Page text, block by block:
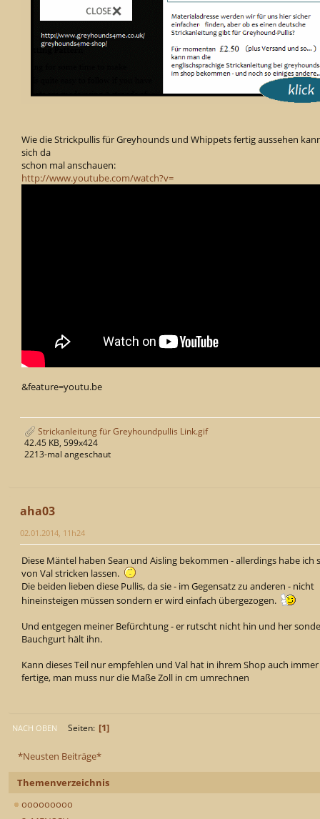
*Neusten Beiträge*
Themenverzeichnis
ooooooooo
Wie die Strickpullis für Greyhounds und Whippets fertig aussehen
sich da
schon mal anschauen:
http://www.youtube.com/watch?v=
&feature=youtu.be
Strickanleitung für Greyhoundpullis Link.gif
42.45 KB, 599x424
2213-mal angeschaut
aha03
02.01.2014, 11h24
Diese Mäntel haben Sean und Aisling bekommen - allerdings habe ich
von Val stricken lassen.
Die beiden lieben diese Pullis, da sie - im Gegensatz zu anderen - nicht
hineinsteigen müssen sondern er wird einfach übergezogen.
Und entgegen meiner Befürchtung - er rutscht nicht hin und her
Bauchgurt hält ihn.
Kann dieses Teil nur empfehlen und Val hat in ihrem Shop auch
fertige, man muss nur die Maße Zoll in cm umrechnen
NACH OBEN Seiten 1